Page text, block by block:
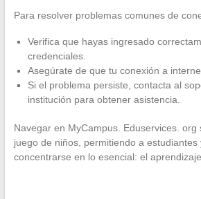
Para resolver problemas comunes de
Verifica que hayas ingresado
credenciales.
Asegúrate de que tu conexión a
Si el problema persiste, contacta al
institución para obtener asistencia.
Navegar en MyCampus. Eduservices.
juego de niños, permitiendo a estudiantes
concentrarse en lo esencial: el